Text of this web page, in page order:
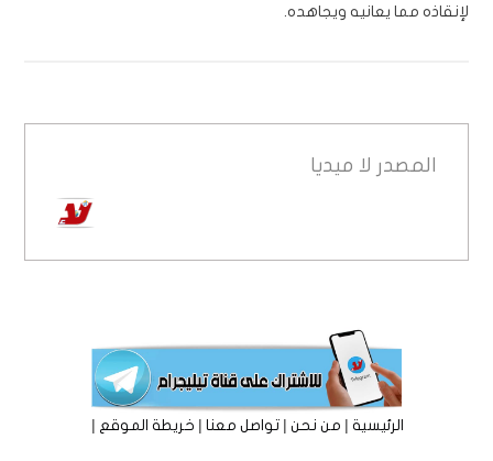
لإنقاذه مما يعانيه ويجاهده.
المصدر لا ميديا
الرئيسية|من نحن|تواصل معنا|خريطة الموقع |